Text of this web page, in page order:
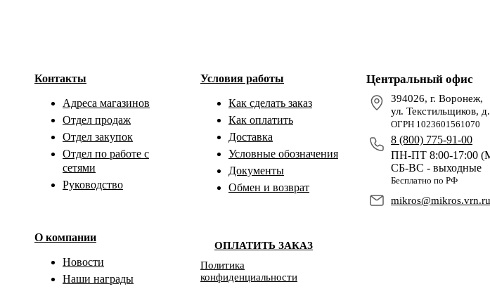
Центральный офис
394026, г. Воронеж,
ул. Текстильщиков,
ОГРН 1023601561070
8 (800) 775-91-00
ПН-ПТ 8:00-17:00
СБ-ВС - выходные
Бесплатно по РФ
mikros@mikros.vrn.ru
Контакты
Адреса магазинов
Отдел продаж
Отдел закупок
Отдел по работе с
сетями
Руководство
О компании
Новости
Наши награды
Условия работы
Как сделать заказ
Как оплатить
Доставка
Условные обозначения
Документы
Обмен и возврат
ОПЛАТИТЬ ЗАКАЗ
Политика
конфиденциальности